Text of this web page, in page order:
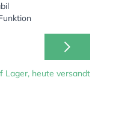
Lager, heute versandt